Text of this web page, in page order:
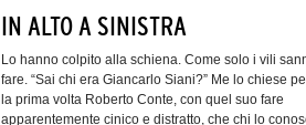
IN ALTO A SINISTRA
Lo hanno colpito alla schiena. Come solo i vili
fare. “Sai chi era Giancarlo Siani?” Me lo chiese
la prima volta Roberto Conte, con quel suo fare
apparentemente cinico e distratto, che chi lo